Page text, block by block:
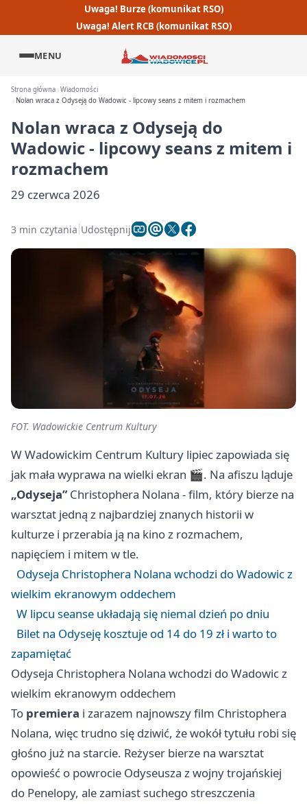
Uwaga! Burze (komunikat RSO)
Uwaga! Alert RCB (komunikat RSO)
MENU
Strona główna Wiadomości
Nolan wraca z Odyseją do Wadowic - lipcowy seans z mitem i rozmachem
Nolan wraca z Odyseją do
Wadowic - lipcowy seans z mitem i
rozmachem
29 czerwca 2026
3 min czytania Udostępnij
FOT. Wadowickie Centrum Kultury
W Wadowickim Centrum Kultury lipiec zapowiada się
jak mała wyprawa na wielki ekran 🎬. Na afiszu ląduje
„Odyseja”Christophera Nolana - film, który bierze na
warsztat jedną z najbardziej znanych historii w
kulturze i przerabia ją na kino z rozmachem,
napięciem i mitem w tle.
Odyseja Christophera Nolana wchodzi do Wadowic z
wielkim ekranowym oddechem
W lipcu seanse układają się niemal dzień po dniu
Bilet na Odyseję kosztuje od 14 do 19 zł i warto to
zapamiętać
Odyseja Christophera Nolana wchodzi do Wadowic z
wielkim ekranowym oddechem
To premiera i zarazem najnowszy film Christophera
Nolana, więc trudno się dziwić, że wokół tytułu robi się
głośno już na starcie. Reżyser bierze na warsztat
opowieść o powrocie Odyseusza z wojny trojańskiej
do Penelopy, ale zamiast suchego streszczenia